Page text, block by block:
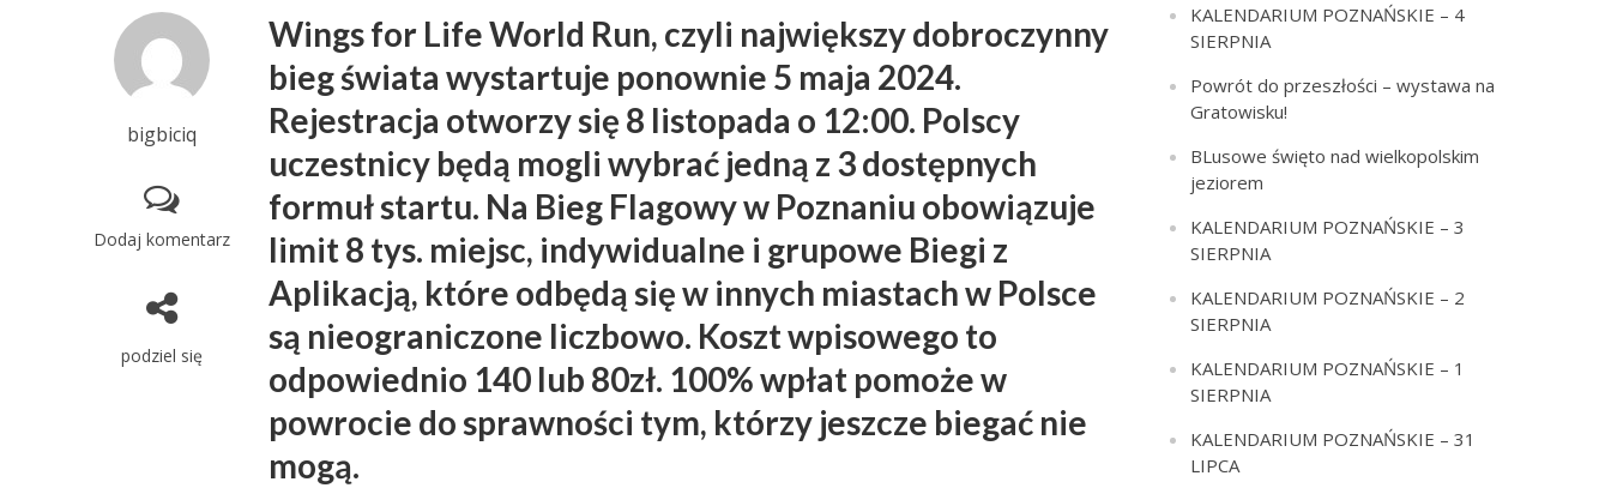
bigbiciq
Dodaj komentarz
podziel się
Wings for Life World Run, czyli największy dobroczynny
bieg świata wystartuje ponownie 5 maja 2024.
Rejestracja otworzy się 8 listopada o 12:00. Polscy
uczestnicy będą mogli wybrać jedną z 3 dostępnych
formuł startu. Na Bieg Flagowy w Poznaniu obowiązuje
limit 8 tys. miejsc, indywidualne i grupowe Biegi z
Aplikacją, które odbędą się w innych miastach w Polsce
są nieograniczone liczbowo. Koszt wpisowego to
odpowiednio 140 lub 80zł. 100% wpłat pomoże w
powrocie do sprawności tym, którzy jeszcze biegać nie
mogą.
KALENDARIUM POZNAŃSKIE – 4
SIERPNIA
Powrót do przeszłości – wystawa na
Gratowisku!
BLusowe święto nad wielkopolskim
jeziorem
KALENDARIUM POZNAŃSKIE – 3
SIERPNIA
KALENDARIUM POZNAŃSKIE – 2
SIERPNIA
KALENDARIUM POZNAŃSKIE – 1
SIERPNIA
KALENDARIUM POZNAŃSKIE – 31
LIPCA